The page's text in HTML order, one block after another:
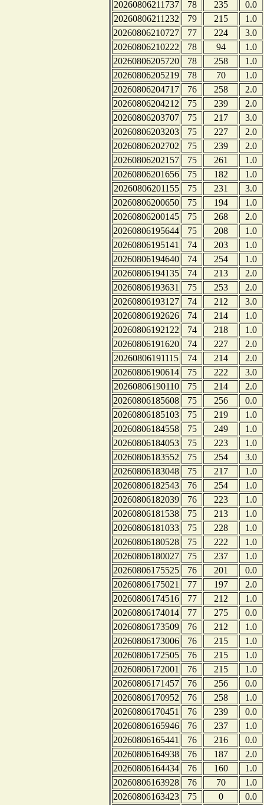
20260806211737 78 235
0.0
20260806211232
79 215
1.0
20260806210727
77 224
3.0
20260806210222
78 94
1.0
20260806205720
78 258
1.0
20260806205219
78 70
1.0
20260806204717
76 258
2.0
20260806204212
75 239
2.0
20260806203707
75 217
3.0
20260806203203
75 227
2.0
20260806202702
75 239
2.0
20260806202157
75 261
1.0
20260806201656
75 182
1.0
20260806201155
75 231
3.0
20260806200650
75 194
1.0
20260806200145
75 268
2.0
20260806195644
75 208
1.0
20260806195141
74 203
1.0
20260806194640
74 254
1.0
20260806194135
74 213
2.0
20260806193631
75 253
2.0
20260806193127
74 212
3.0
20260806192626
74 214
1.0
20260806192122
74 218
1.0
20260806191620
74 227
2.0
20260806191115
74 214
2.0
20260806190614
75 222
3.0
20260806190110
75 214
2.0
20260806185608
75 256
0.0
20260806185103
75 219
1.0
20260806184558
75 249
1.0
20260806184053
75 223
1.0
20260806183552
75 254
3.0
20260806183048
75 217
1.0
20260806182543
76 254
1.0
20260806182039
76 223
1.0
20260806181538
75 213
1.0
20260806181033
75 228
1.0
20260806180528
75 222
1.0
20260806180027
75 237
1.0
20260806175525
76 201
0.0
20260806175021
77 197
2.0
20260806174516
77 212
1.0
20260806174014
77 275
0.0
20260806173509
76 212
1.0
20260806173006
76 215
1.0
20260806172505
76 215
1.0
20260806172001
76 215
1.0
20260806171457
76 256
0.0
20260806170952
76 258
1.0
20260806170451
76 239
0.0
20260806165946
76 237
1.0
20260806165441
76 216
0.0
20260806164938
76 187
2.0
20260806164434
76 160
1.0
20260806163928
76 70
1.0
20260806163423
75 0
0.0